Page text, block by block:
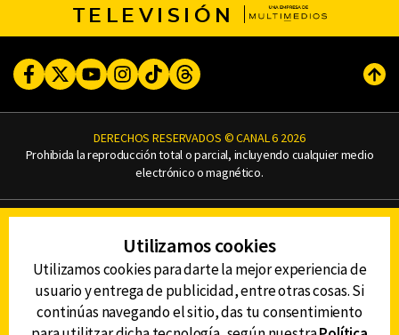
TELEVISIÓN
FacebookTwitterYoutubeInstagram
TikTokThreads
DERECHOS RESERVADOS © CANAL 6 2026
Prohibida la reproducción total o parcial, incluyendo cualquier medio
electrónico o magnético.
AVISO DE PRIVACIDAD
AVISO LEGAL
DEFENSORÍA DE LAS AUDIENCIAS
Utilizamos cookies
Utilizamos cookies para darte la mejor experiencia de
usuario y entrega de publicidad, entre otras cosas. Si
continúas navegando el sitio, das tu consentimiento